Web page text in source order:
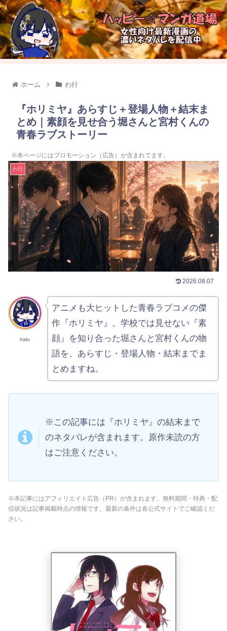
ホーム わ行
『ホリミヤ』あらすじ＋登場人物＋結末ま
とめ｜素顔を見せ合う堀さんと宮村くんの
青春ラブストーリー
※本ページにはプロモーション（広告）が含まれてます。
わ行
2026.08.07
halu
アニメも大ヒットした青春ラブコメの傑
作『ホリミヤ』。学校では見せない『素
顔』を知り合った堀さんと宮村くんの物
語を、あらすじ・登場人物・結末までま
とめますね。
※この記事には『ホリミヤ』の結末まで
のネタバレが含まれます。原作未読の方
はご注意ください。
※本記事にはアフィリエイト広告（PR）が含まれます。無料期間・特典・配
信状況は記事掲載時点の情報です。最新の条件は各公式サイトでご確認くだ
さい。